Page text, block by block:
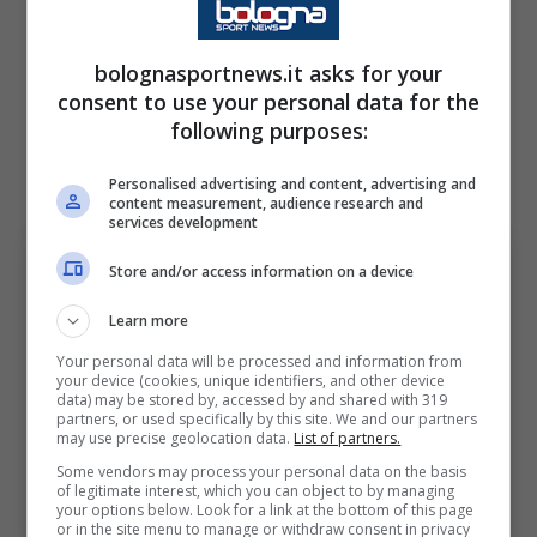
centrocampista che continua a piacere molto
al Galatasaray. I turchi hanno provato a
strapparlo ai nerazzurri già durante la scorsa
estate e lo scorso inverno, non riuscendo
però a convincere il club meneghino.
Inter, futuro in dubbio per Calhanoglu (Ansa Foto) –
bolognasportnews.it
bolognasportnews.it asks for your
consent to use your personal data for the
following purposes:
Personalised advertising and content, advertising and
content measurement, audience research and
services development
Store and/or access information on a device
Learn more
Your personal data will be processed and information from
your device (cookies, unique identifiers, and other device
data) may be stored by, accessed by and shared with 319
partners, or used specifically by this site. We and our partners
may use precise geolocation data. List of partners.
Some vendors may process your personal data on the basis
of legitimate interest, which you can object to by managing
your options below. Look for a link at the bottom of this page
or in the site menu to manage or withdraw consent in privacy